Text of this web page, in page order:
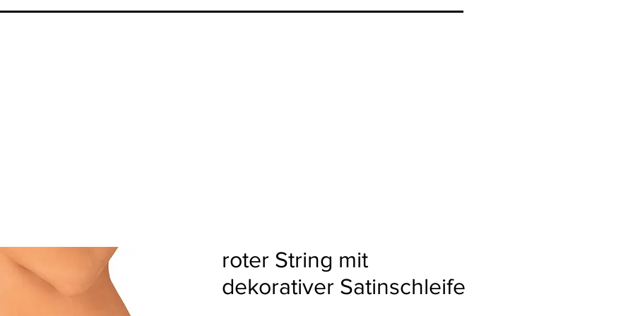
roter String mit
dekorativer Satinschleife